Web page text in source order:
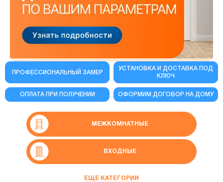
ПРОФЕССИОНАЛЬНЫЙ ЗАМЕР
УСТАНОВКА И ДОСТАВКА ПОД
КЛЮЧ
ОПЛАТА ПРИ ПОЛУЧЕНИИ ОФОРМИМ ДОГОВОР НА ДОМУ
МЕЖКОМНАТНЫЕ
ВХОДНЫЕ
СКРЫТЫЕ ДВЕРИ
ЕЩЕ КАТЕГОРИИ